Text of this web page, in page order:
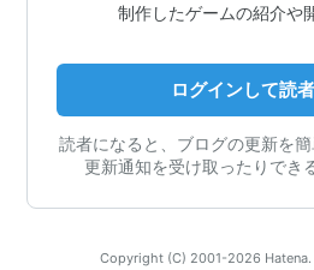
制作したゲームの紹介や
ログインして読
読者になると、ブログの更新を簡
更新通知を受け取ったりでき
Copyright (C) 2001-2026 Hatena.